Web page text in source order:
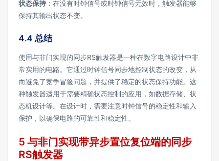
状态保持 ：在没有时钟信号或时钟信号无效时，触发器能够
保持其输出状态不变。
4.4 总结
使用与非门实现的同步RS触发器是一种在数字电路设计中非
常实用的电路。它通过时钟信号同步地控制状态的改变，从
而避免了竞争冒险问题，并提供了稳定的状态保持功能。这
种触发器适用于需要精确状态控制的应用，如数据存储、状
态机设计等。在设计时，需要注意时钟信号的稳定性和输入
保护，以确保电路的可靠性和稳定性。
5 与非门实现带异步置位复位端的同步
RS触发器